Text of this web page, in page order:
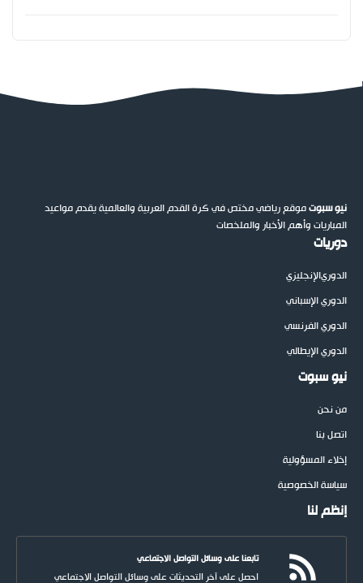
نيو سبوتموقع رياضي مختص في كرة القدم العربية والعالمية يقدم مواعيد
المباريات وأهم الأخبار والملخصات
دوريات
الدوريالإنجليزي
الدوري الإسباني
الدوري الفرنسي
الدوري الإيطالي
نيو سبوت
من نحن
اتصل بنا
إخلاء المسؤولية
سياسة الخصوصية
إنظم لنا
تابعنا على وسائل التواصل الاجتماعي
احصل على آخر التحديثات على وسائل التواصل الاجتماعي